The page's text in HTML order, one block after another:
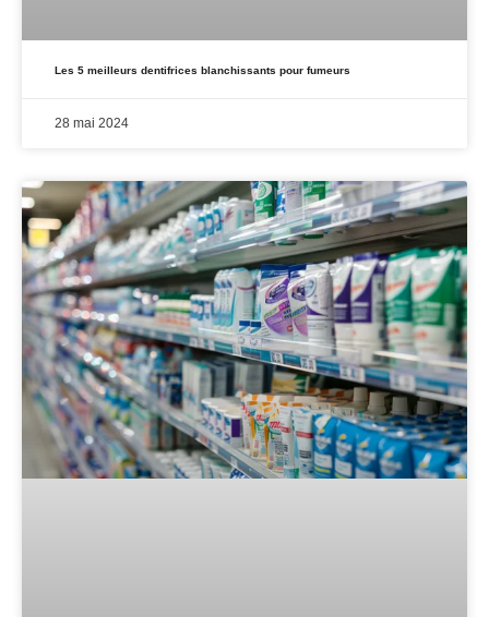
Les 5 meilleurs dentifrices blanchissants pour fumeurs
28 mai 2024